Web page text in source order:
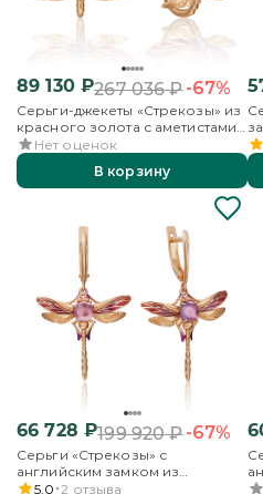
89 130₽267 036₽-67%
Серьги-джекеты «Стрекозы» из
красного золота с аметистами
и эмалью
Нет оценок
В корзину
66 728 ₽199 920₽-67%
Серьги «Стрекозы» с
английским замком из
красного золота с аметистом и
5.0 2 отзыва